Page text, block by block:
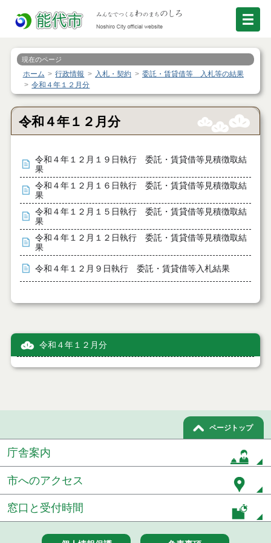
現在のページ
ホーム 行政情報 入札・契約
委託・賃貸借等 入札等の結果
令和４年１２月分
令和４年１２月分
令和４年１２月１９日執行 委託・賃貸借等見積徴取結
果
令和４年１２月１６日執行 委託・賃貸借等見積徴取結
果
令和４年１２月１５日執行 委託・賃貸借等見積徴取結
果
令和４年１２月１２日執行 委託・賃貸借等見積徴取結
果
令和４年１２月９日執行 委託・賃貸借等入札結果
令和４年１２月分
ページトップ
庁舎案内
市へのアクセス
窓口と受付時間